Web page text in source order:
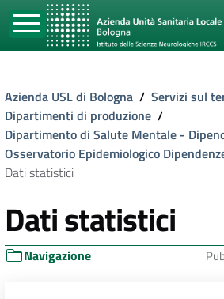
Azienda USL di Bologna / Servizi sul
Dipartimenti di produzione /
Dipartimento di Salute Mentale -
Osservatorio Epidemiologico
Dati statistici
Dati statistici
Navigazione